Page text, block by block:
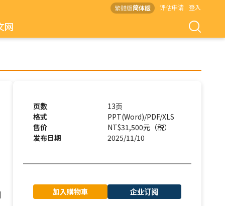
繁體版简体版 评估申请 登入
网
页数
13页
格式
PPT(Word)/PDF/XLS
售价
NT$31,500元（税）
发布日期
2025/11/10
加入購物車 企业订阅